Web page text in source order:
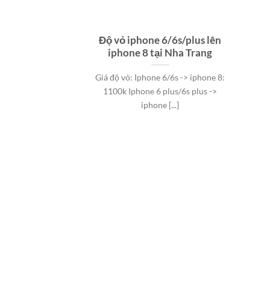
Độ vỏ iphone 6/6s/plus lên
iphone 8 tại Nha Trang
Giá độ vỏ: Iphone 6/6s -> iphone 8:
1100k Iphone 6 plus/6s plus ->
iphone [...]